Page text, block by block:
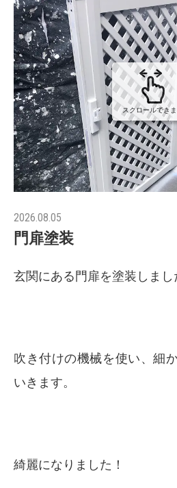
スクロールでき
2026.08.05
門扉塗装
玄関にある門扉を塗装しまし
吹き付けの機械を使い、細
いきます。
綺麗になりました！